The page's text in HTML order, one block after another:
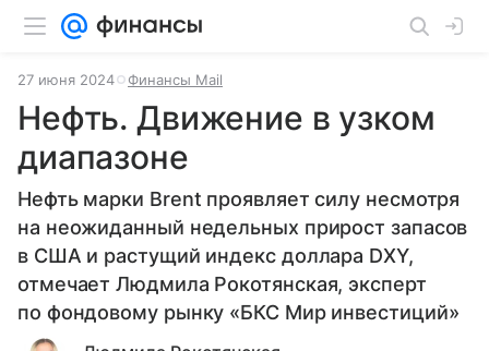
27 июня 2024 Финансы Mail
Нефть. Движение в узком
диапазоне
Нефть марки Brent проявляет силу несмотря
на неожиданный недельных прирост запасов
в США и растущий индекс доллара DXY,
отмечаетЛюдмила Рокотянская, эксперт
по фондовому рынку «БКС Мир инвестиций»